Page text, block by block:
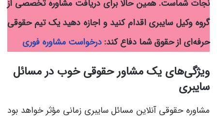
نجات شماست. همین حالا برای دریافت مشاورۀ تخصصی از
گروه وکیل سایبری اقدام کنید و اجازه دهید یک تیم حقوقی
حرفه‌ای از حقوق شما دفاع کند: درخواست مشاوره فوری
ویژگی‌های یک مشاور حقوقی خوب در مسائل
سایبری
مشاوره حقوقی آنلاین مسائل سایبری زمانی مؤثر خواهد بود